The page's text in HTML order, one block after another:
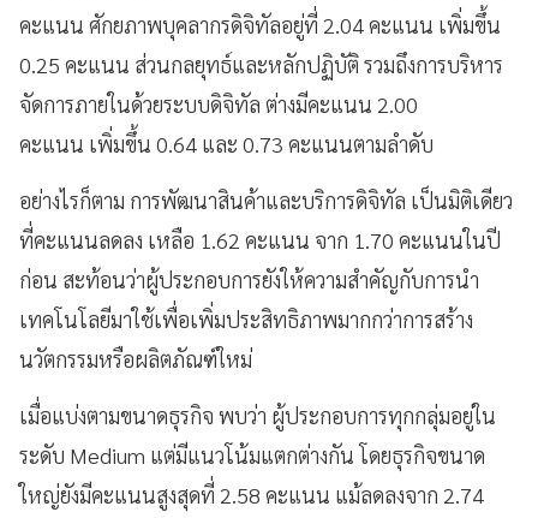
คะแนน ศักยภาพบุคลากรดิจิทัลอยู่ที่ 2.04 คะแนน เพิ่มขึ้น
0.25 คะแนน ส่วนกลยุทธ์และหลักปฏิบัติ รวมถึงการบริหาร
จัดการภายในด้วยระบบดิจิทัล ต่างมีคะแนน 2.00
คะแนน เพิ่มขึ้น 0.64 และ 0.73 คะแนนตามลำดับ
อย่างไรก็ตาม การพัฒนาสินค้าและบริการดิจิทัล เป็นมิติเดียว
ที่คะแนนลดลง เหลือ 1.62 คะแนน จาก 1.70 คะแนนในปี
ก่อน สะท้อนว่าผู้ประกอบการยังให้ความสำคัญกับการนำ
เทคโนโลยีมาใช้เพื่อเพิ่มประสิทธิภาพมากกว่าการสร้าง
นวัตกรรมหรือผลิตภัณฑ์ใหม่
เมื่อแบ่งตามขนาดธุรกิจ พบว่า ผู้ประกอบการทุกกลุ่มอยู่ใน
ระดับ Medium แต่มีแนวโน้มแตกต่างกัน โดยธุรกิจขนาด
ใหญ่ยังมีคะแนนสูงสุดที่ 2.58 คะแนน แม้ลดลงจาก 2.74